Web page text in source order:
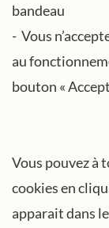
bandeau
- Vous
au
bouton «
Vous pouvez à
cookies en
apparait dans